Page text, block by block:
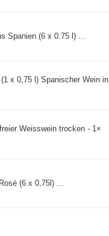
Spanien (6 x 0.75 l) ...
x 0,75 l) Spanischer Wein in
Weisswein trocken - 1×
(6 x 0,75l) ...